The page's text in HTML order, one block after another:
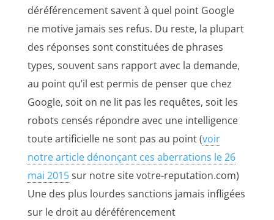
déréférencement savent à quel point Google
ne motive jamais ses refus. Du reste, la plupart
des réponses sont constituées de phrases
types, souvent sans rapport avec la demande,
au point qu’il est permis de penser que chez
Google, soit on ne lit pas les requêtes, soit les
robots censés répondre avec une intelligence
toute artificielle ne sont pas au point (voir
notre article dénonçant ces aberrations le 26
mai 2015sur notre site votre-reputation.com)
Une des plus lourdes sanctions jamais infligées
sur le droit au déréférencement